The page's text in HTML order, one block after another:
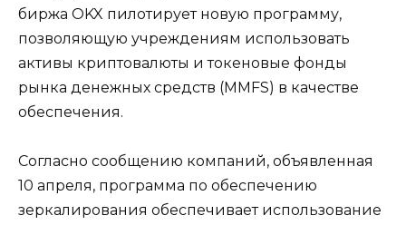
биржа OKX пилотирует новую программу,
позволяющую учреждениям использовать
активы криптовалюты и токеновые фонды
рынка денежных средств (MMFS) в качестве
обеспечения.
Согласно сообщению компаний, объявленная
10 апреля, программа по обеспечению
зеркалирования обеспечивает использование